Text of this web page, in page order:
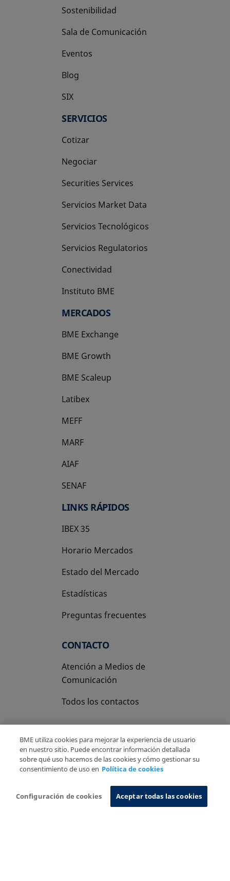
Sostenibilidad
Sala de Comunicación
Eventos
Blog
SIX
se abre en una pestaña nueva
SERVICIOS
Cotizar
Negociar
Securities Services
Servicios Market Data
Servicios Tecnológicos
Servicios Regulatorios
Conectividad
Instituto BME
se abre en una pestaña nueva
MERCADOS
BME Exchange
BME Growth
se abre en una pestaña nueva
BME Scaleup
se abre en una pestaña nueva
Latibex
se abre en una pestaña nueva
MEFF
se abre en una pestaña nueva
MARF
AIAF
SENAF
LINKS RÁPIDOS
IBEX 35
Horario Mercados
Estado del Mercado
Estadísticas
Preguntas frecuentes
CONTACTO
Atención a Medios de
Comunicación
Todos los contactos
Copyright Ⓒ BME 2026
Aviso Legal
Sistema de Información
BME utiliza cookies para mejorar la experiencia de usuario
en nuestro sitio. Puede encontrar información detallada
sobre qué uso hacemos de las cookies y cómo gestionar su
consentimiento de uso en Política de cookies
Configuración de cookies Aceptar todas las cookies